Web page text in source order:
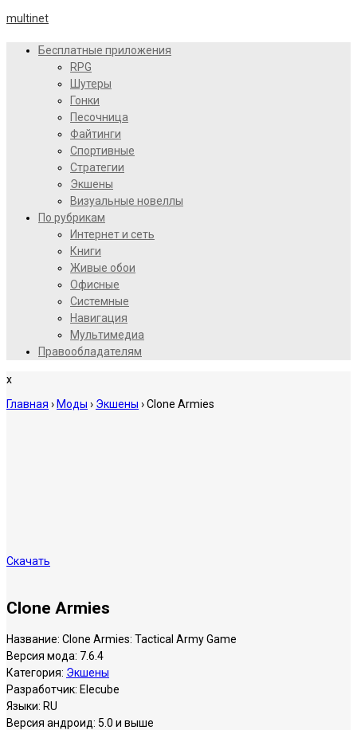
multinet
Бесплатные приложения
RPG
Шутеры
Гонки
Песочница
Файтинги
Спортивные
Стратегии
Экшены
Визуальные новеллы
По рубрикам
Интернет и сеть
Книги
Живые обои
Офисные
Системные
Навигация
Мультимедиа
Правообладателям
x
Главная › Моды › Экшены ›Clone Armies
Скачать
Clone Armies
Название: Clone Armies: Tactical Army Game
Версия мода: 7.6.4
Категория: Экшены
Разработчик: Elecube
Языки: RU
Версия андроид: 5.0 и выше